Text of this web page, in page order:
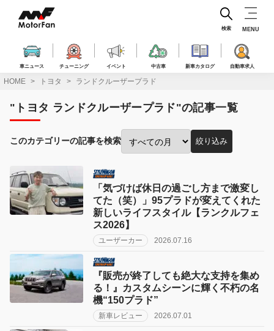
ス
車ニュース チューニング イベント 中古車 新車カタログ 自動車求人
検索 MENU
HOME トヨタ ランドクルーザープラド
"トヨタ ランドクルーザープラド"の記事一覧
このカテゴリーの記事を検索
投
月
で
絞
り
絞り込み
「気づけば休日の過ごし方まで激変し
てた（笑）」95プラドが変えてくれた
新しいライフスタイル【ランクルフェ
ス2026】
ユーザーカー 2026.07.16
『販売が終了しても絶大な支持を集め
る！』カスタムシーンに輝く不朽の名
機“150プラド”
新車レビュー 2026.07.01